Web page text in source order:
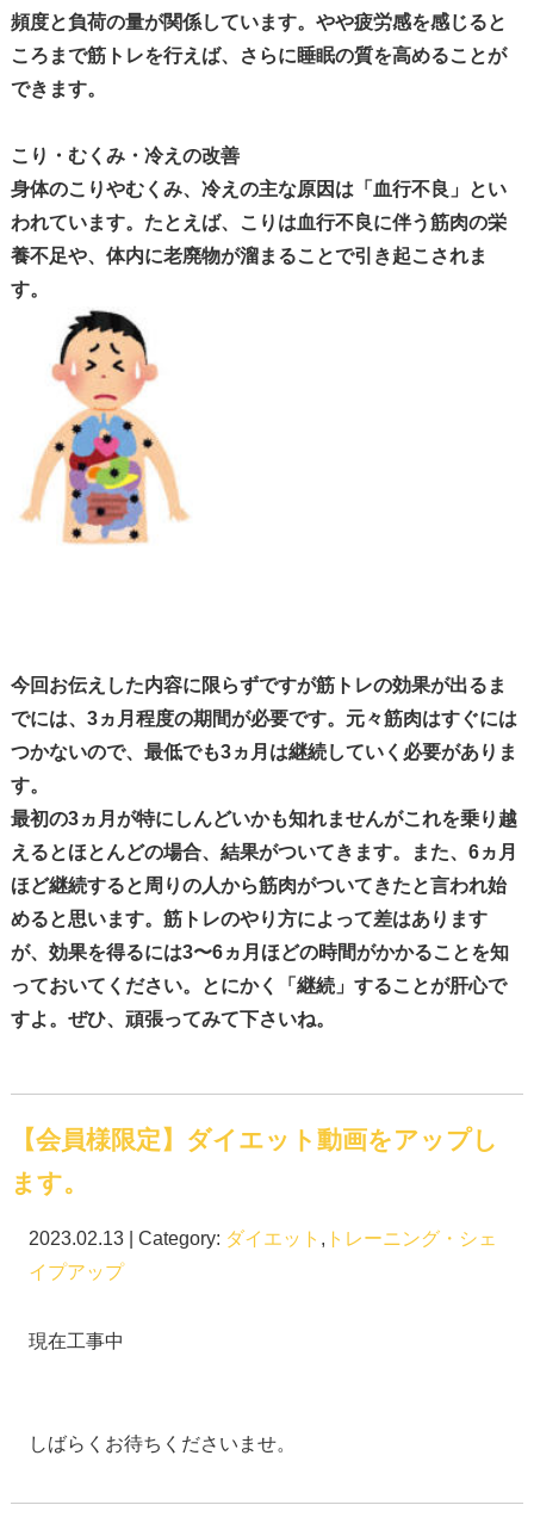
頻度と負荷の量が関係しています。やや疲労感を感じると
ころまで筋トレを行えば、さらに睡眠の質を高めることが
できます。
こり・むくみ・冷えの改善
身体のこりやむくみ、冷えの主な原因は「血行不良」とい
われています。たとえば、こりは血行不良に伴う筋肉の栄
養不足や、体内に老廃物が溜まることで引き起こされま
す。
今回お伝えした内容に限らずですが筋トレの効果が出るま
でには、 3ヵ月程度の期間が必要です。元々筋肉はすぐには
つかないので、 最低でも3ヵ月は継続していく必要がありま
す。
最初の3ヵ月が特にしんどいかも知れませんがこれを乗り越
えるとほとんどの場合、結果がついてきます。また、 6ヵ月
ほど継続すると 周りの人から筋肉がついてきたと言われ始
めると思います。 筋トレのやり方によって差はあります
が、効果を得るには3〜6ヵ月ほどの時間がかかることを知
っておいてください。とにかく「継続」することが肝心で
すよ。ぜひ、頑張ってみて下さいね。
【会員様限定】ダイエット動画をアップし
ます。
2023.02.13 | Category: ダイエット , トレーニング・シェ
イプアップ
現在工事中
しばらくお待ちくださいませ。